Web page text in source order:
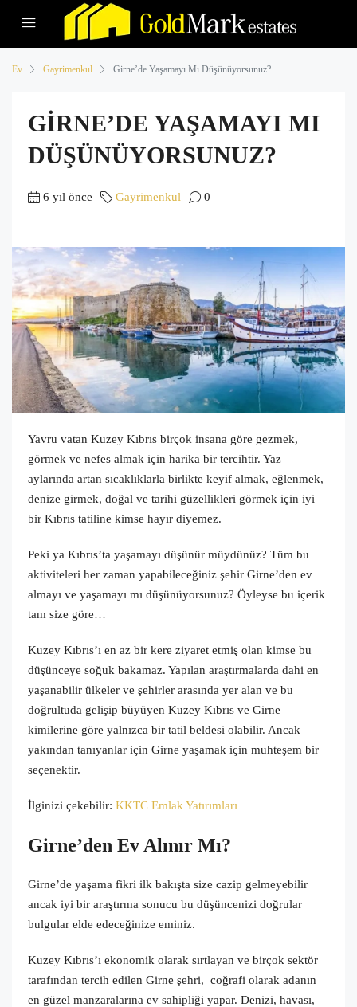
Ev Gayrimenkul Girne’de Yaşamayı Mı Düşünüyorsunuz?
GIRNE’DE YAŞAMAYI MI
DÜŞÜNÜYORSUNUZ?
6 yıl önce Gayrimenkul 0
Yavru vatan Kuzey Kıbrıs birçok insana göre gezmek,
görmek ve nefes almak için harika bir tercihtir. Yaz
aylarında artan sıcaklıklarla birlikte keyif almak, eğlenmek,
denize girmek, doğal ve tarihi güzellikleri görmek için iyi
bir Kıbrıs tatiline kimse hayır diyemez.
Peki ya Kıbrıs’ta yaşamayı düşünür müydünüz? Tüm bu
aktiviteleri her zaman yapabileceğiniz şehir Girne’den ev
almayı ve yaşamayı mı düşünüyorsunuz? Öyleyse bu içerik
tam size göre…
Kuzey Kıbrıs’ı en az bir kere ziyaret etmiş olan kimse bu
düşünceye soğuk bakamaz. Yapılan araştırmalarda dahi en
yaşanabilir ülkeler ve şehirler arasında yer alan ve bu
doğrultuda gelişip büyüyen Kuzey Kıbrıs ve Girne
kimilerine göre yalnızca bir tatil beldesi olabilir. Ancak
yakından tanıyanlar için Girne yaşamak için muhteşem bir
seçenektir.
İlginizi çekebilir: KKTC Emlak Yatırımları
Girne’den Ev Alınır Mı?
Girne’de yaşama fikri ilk bakışta size cazip gelmeyebilir
ancak iyi bir araştırma sonucu bu düşüncenizi doğrular
bulgular elde edeceğinize eminiz.
Kuzey Kıbrıs’ı ekonomik olarak sırtlayan ve birçok sektör
tarafından tercih edilen Girne şehri, coğrafi olarak adanın
en güzel manzaralarına ev sahipliği yapar. Denizi, havası,